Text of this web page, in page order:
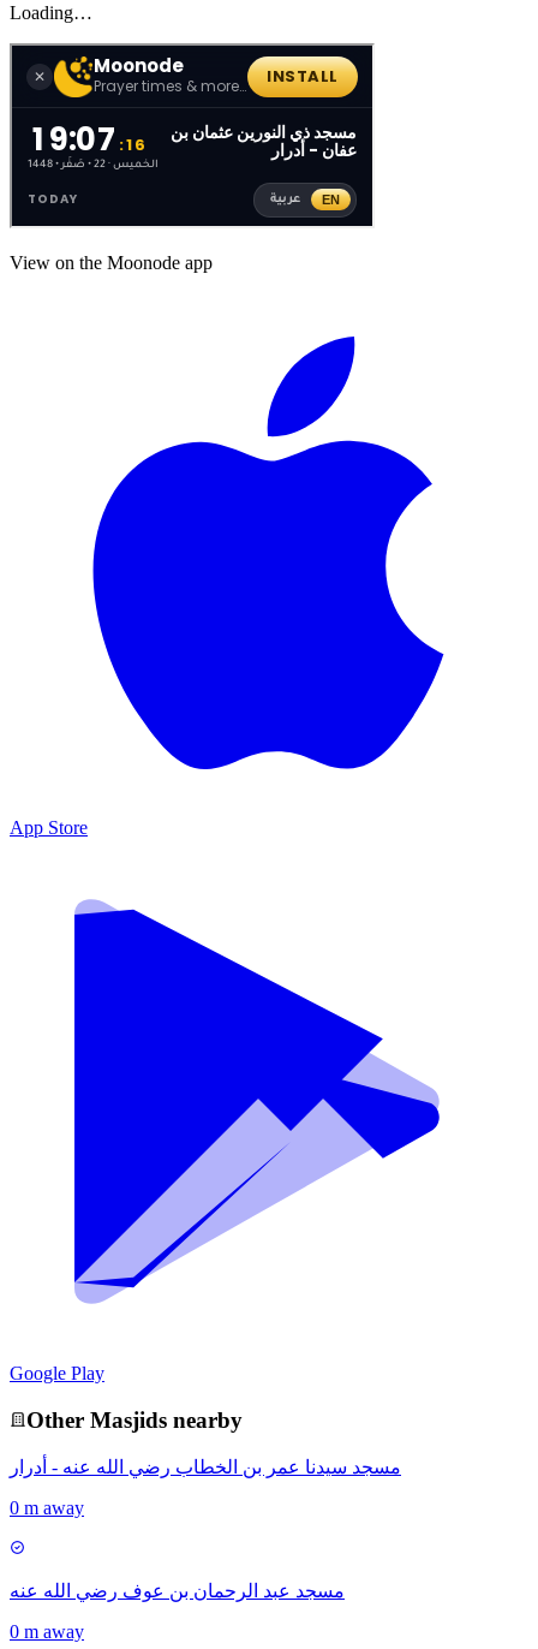
Loading…
View on the Moonode app
App Store
Google Play
Other Masjids nearby
مسجد سيدنا عمر بن الخطاب رضي الله عنه - أدرار
0 m away
مسجد عبد الرحمان بن عوف رضي الله عنه
0 m away